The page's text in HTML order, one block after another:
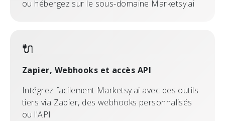
ou hébergez sur le sous-domaine Marketsy.ai
🔌
Zapier, Webhooks et accès API
Intégrez facilement Marketsy.ai avec des outils
tiers via Zapier, des webhooks personnalisés
ou l'API